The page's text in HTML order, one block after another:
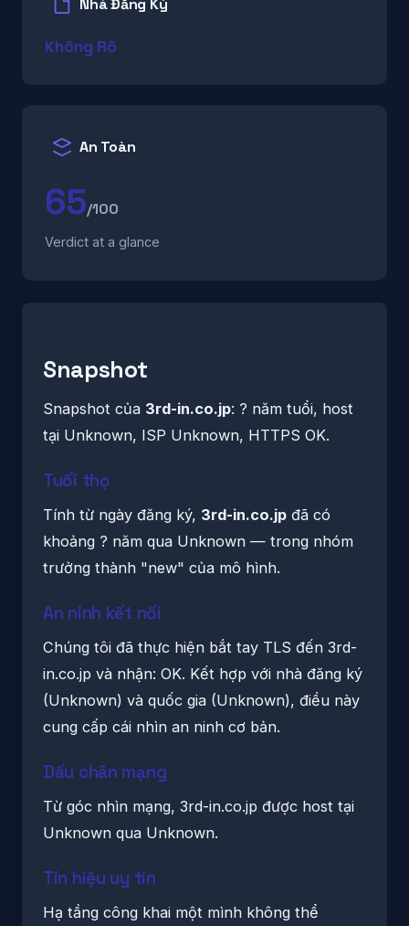
Nhà Đăng Ký
Không Rõ
An Toàn
65/100
Verdict at a glance
Snapshot
Snapshot của 3rd-in.co.jp: ? năm tuổi, host
tại Unknown, ISP Unknown, HTTPS OK.
Tuổi thọ
Tính từ ngày đăng ký, 3rd-in.co.jp đã có
khoảng ? năm qua Unknown — trong nhóm
trưởng thành "new" của mô hình.
An ninh kết nối
Chúng tôi đã thực hiện bắt tay TLS đến 3rd-
in.co.jp và nhận: OK. Kết hợp với nhà đăng ký
(Unknown) và quốc gia (Unknown), điều này
cung cấp cái nhìn an ninh cơ bản.
Dấu chân mạng
Từ góc nhìn mạng, 3rd-in.co.jp được host tại
Unknown qua Unknown.
Tín hiệu uy tín
Hạ tầng công khai một mình không thể